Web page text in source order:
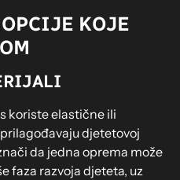
KOJE
koriste elastične ili
djetetovoj
da jedna oprema može
faza razvoja djeteta, uz